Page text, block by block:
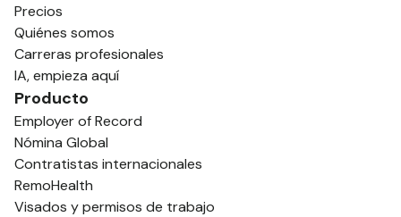
Precios
Quiénes somos
Carreras profesionales
IA, empieza aquí
Producto
Employer of Record
Nómina Global
Contratistas internacionales
RemoHealth
Visados y permisos de trabajo